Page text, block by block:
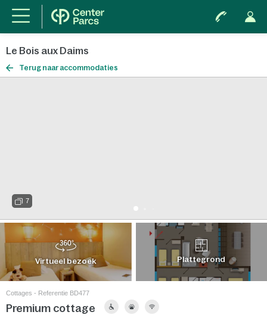
Le Bois aux Daims
Terug naar accommodaties
7
Virtueel bezoek Plattegrond
Cottages - Referentie BD477
Premium cottage